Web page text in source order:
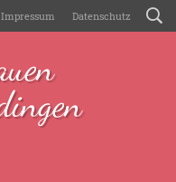
Impressum Datenschutz